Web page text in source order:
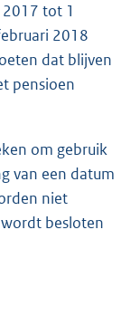
tot 1
2018
dat blijven
pensioen
om gebruik
van een datum
niet
besloten